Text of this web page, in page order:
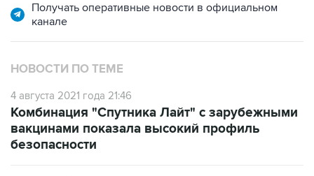
Получать оперативные новости в официальном
канале
НОВОСТИ ПО ТЕМЕ
4 августа 2021 года 21:46
Комбинация "Спутника Лайт" с зарубежными
вакцинами показала высокий профиль
безопасности